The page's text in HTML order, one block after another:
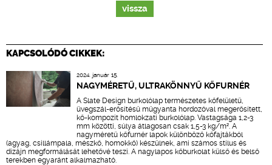
vissza
KAPCSOLÓDÓ CIKKEK:
2024. január 15.
NAGYMÉRETŰ, ULTRAKÖNNYŰ KŐFURNÉR
A Slate Design burkolólap természetes kőfelületű,
üvegszál-erősítésű műgyanta hordozóval megerősített,
kő-kompozit homlokzati burkolólap. Vastagsága 1,2-3
mm közötti, súlya átlagosan csak 1,5-3 kg/m². A
nagyméretű kőfurnér lapok különböző kőfajtákból
(agyag, csillámpala, mészkő, homokkő) készülnek, ami számos stílus és
dizájn megformálását lehetővé teszi. A nagylapos kőburkolat külső és belső
terekben egyaránt alkalmazható.